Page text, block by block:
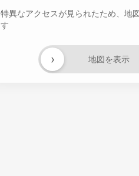
特異なアクセスが見られたため、地
す
地図を表示
›